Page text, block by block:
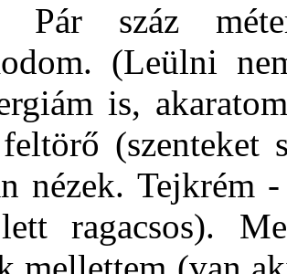
Pár száz
(Leülni
is,
(szenteket
nézek. Tejkrém
ragacsos).